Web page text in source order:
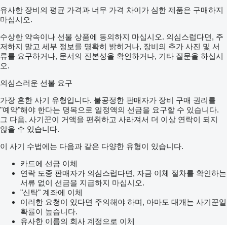
유사한 장비의 평균 가격과 너무 가격 차이가 심한 제품은 구매하지
마십시오.
수상한 약속이나 선불 상품에 동의하지 마십시오. 의심스럽다면, 주
저하지 말고 세부 정보를 명확히 밝히거나, 장비의 추가 사진 및 서
류를 요구하거나, 문서의 진본성을 확인하거나, 기타 질문을 하십시
오.
의심스러운 선불 요구
가장 흔한 사기 유형입니다. 불공정한 판매자가 장비 구매 권리를
"예약"해야 한다는 명목으로 일정액의 선금을 요구할 수 있습니다.
그 다음, 사기꾼이 거액을 편취하고 사라져서 더 이상 연락이 되지
않을 수 있습니다.
이 사기 수법에는 다음과 같은 다양한 유형이 있습니다.
카드에 선금 이체
연락 도중 판매자가 의심스럽다면, 자금 이체 절차를 확인하는
서류 없이 선금을 지급하지 마십시오.
"신탁" 계좌에 이체
이러한 요청이 있다면 주의해야 하며, 아마도 대개는 사기꾼일
확률이 높습니다.
유사한 이름의 회사 계정으로 이체